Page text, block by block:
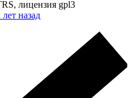
лицензия gpl3
лет назад